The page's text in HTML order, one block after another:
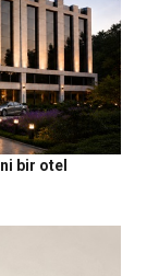
bir otel